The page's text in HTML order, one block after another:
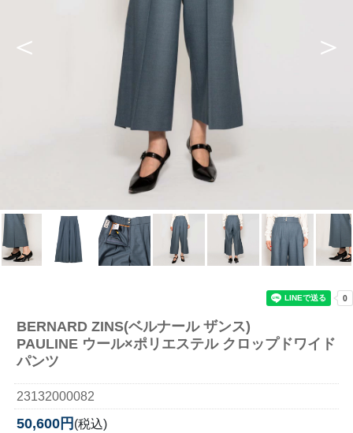
BERNARD ZINS(ベルナール ザンス)
PAULINE ウール×ポリエステル クロップドワイド
パンツ
23132000082
50,600円 (税込)